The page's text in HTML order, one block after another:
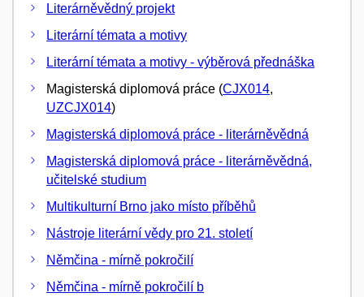
Literárněvědný projekt
Literární témata a motivy
Literární témata a motivy - výběrová přednáška
Magisterská diplomová práce (CJX014,
UZCJX014)
Magisterská diplomová práce - literárněvědná
Magisterská diplomová práce - literárněvědná,
učitelské studium
Multikulturní Brno jako místo příběhů
Nástroje literární vědy pro 21. století
Němčina - mírně pokročilí
Němčina - mírně pokročilí b